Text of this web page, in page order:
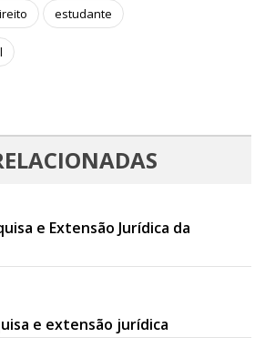
estudante
e Extensão Jurídica da
e extensão jurídica